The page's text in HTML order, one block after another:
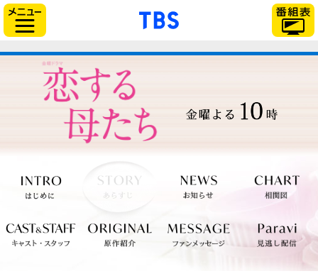
「TBSテレビ」トップ